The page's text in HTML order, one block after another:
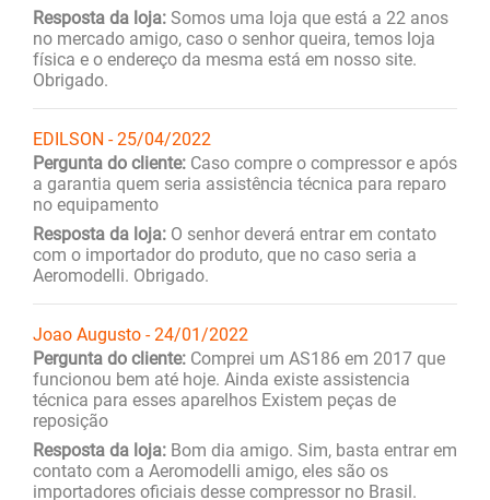
Resposta da loja: Somos uma loja que está a 22 anos
no mercado amigo, caso o senhor queira, temos loja
física e o endereço da mesma está em nosso site.
Obrigado.
EDILSON - 25/04/2022
Pergunta do cliente: Caso compre o compressor e após
a garantia quem seria assistência técnica para reparo
no equipamento
Resposta da loja: O senhor deverá entrar em contato
com o importador do produto, que no caso seria a
Aeromodelli. Obrigado.
Joao Augusto - 24/01/2022
Pergunta do cliente: Comprei um AS186 em 2017 que
funcionou bem até hoje. Ainda existe assistencia
técnica para esses aparelhos Existem peças de
reposição
Resposta da loja: Bom dia amigo. Sim, basta entrar em
contato com a Aeromodelli amigo, eles são os
importadores oficiais desse compressor no Brasil.